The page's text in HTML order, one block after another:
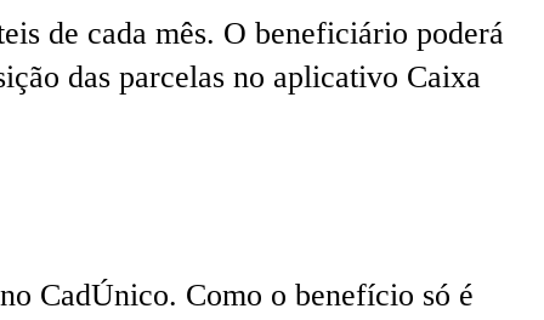
de cada mês. O beneficiário poderá
das parcelas no aplicativo Caixa
CadÚnico. Como o benefício só é